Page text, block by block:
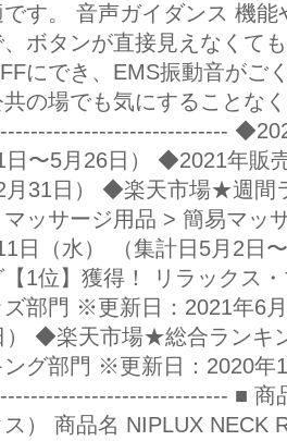
です。 音声ガイダンス 機
ボタンが直接見えなくて
にでき、EMS振動音がご
共の場でも気にすることな
日〜5月26日） ◆2021年販
月31日） ◆楽天市場★週間
マッサージ用品 > 簡易マッ
日（水） （集計日5月2
【1位】獲得！ リラックス
ズ部門 ※更新日：2021年6
） ◆楽天市場★総合ランキ
ング部門 ※更新日：2020
■ 商
ス） 商品名 NIPLUX